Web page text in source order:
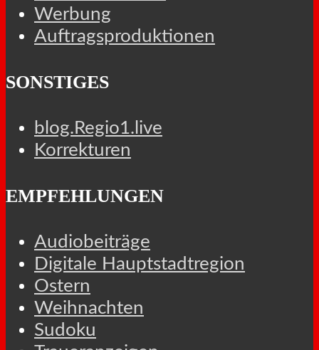
Werbung
Auftragsproduktionen
SONSTIGES
blog.Regio1.live
Korrekturen
EMPFEHLUNGEN
Audiobeiträge
Digitale Hauptstadtregion
Ostern
Weihnachten
Sudoku